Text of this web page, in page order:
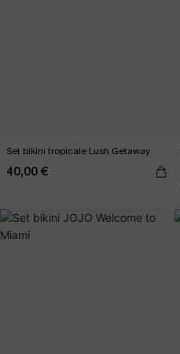
Set bikini tropicale Lush Getaway
40,00 €